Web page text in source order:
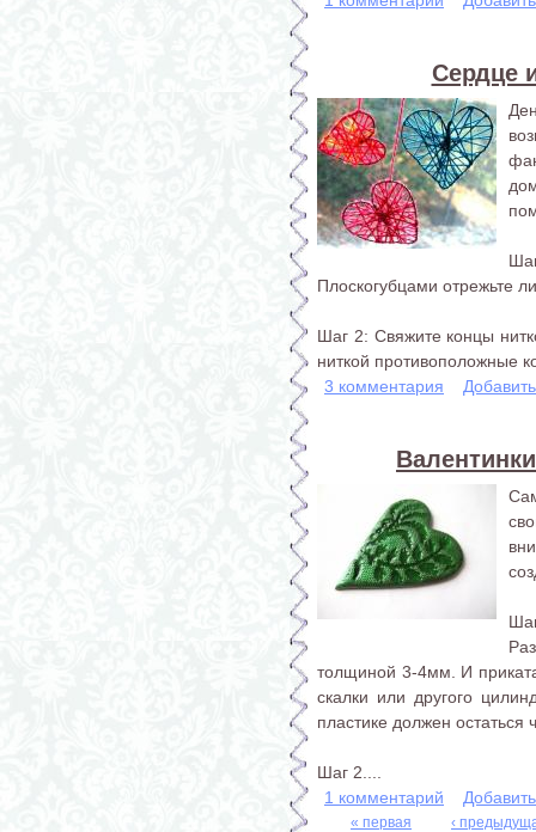
Сердце
Плоскогубцами отрежьте
Шаг 2: Свяжите концы
ниткой противоположные
3 комментария
толщиной 3-4мм. И
скалки или другого
пластике должен остаться
Шаг 2....
1 комментарий
« первая
‹